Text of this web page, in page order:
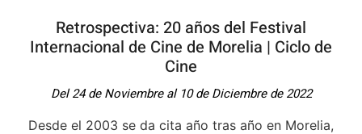
Retrospectiva: 20 años del Festival
Internacional de Cine de Morelia | Ciclo de
Cine
Del 24 de Noviembre al 10 de Diciembre de 2022
Desde el 2003 se da cita año tras año en Morelia,